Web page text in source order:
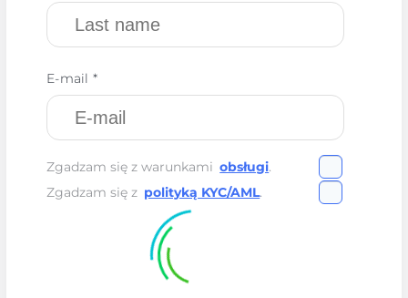
E-mail *
Zgadzam się z warunkami obsługi.
Zgadzam się z polityką KYC/AML.